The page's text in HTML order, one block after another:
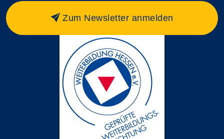
Zum Newsletter anmelden